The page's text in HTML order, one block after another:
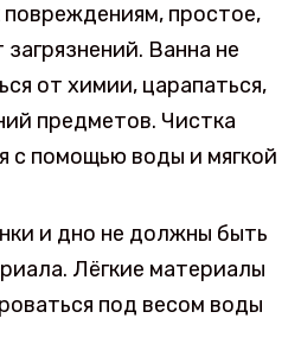
повреждениям, простое,
загрязнений. Ванна не
от химии, царапаться,
предметов. Чистка
с помощью воды и мягкой
и дно не должны быть
Лёгкие материалы
под весом воды